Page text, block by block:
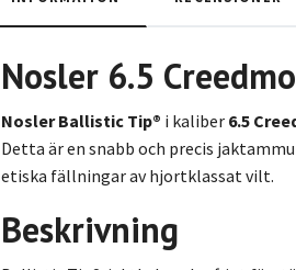
Nosler 6.5
Nosler Ballistic Tip® i kaliber 6.5
Detta är en snabb och precis
etiska fällningar av hjortklassat vilt.
Beskrivning